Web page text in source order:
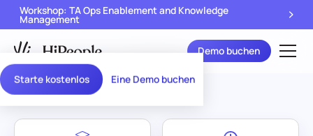
Starte kostenlos Eine Demo buchen
Workshop: TA Ops Enablement and Knowledge
Management
Demo buchen
Assessment Library